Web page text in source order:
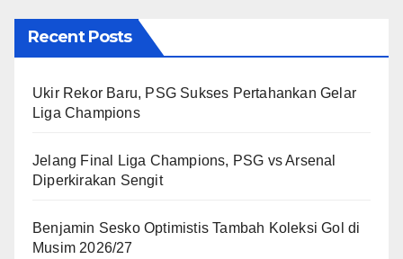
Recent Posts
Ukir Rekor Baru, PSG Sukses Pertahankan Gelar
Liga Champions
Jelang Final Liga Champions, PSG vs Arsenal
Diperkirakan Sengit
Benjamin Sesko Optimistis Tambah Koleksi Gol di
Musim 2026/27